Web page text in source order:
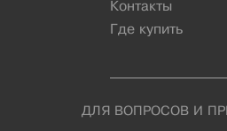
Контакты
Где купить
ДЛЯ ВОПРОСОВ И